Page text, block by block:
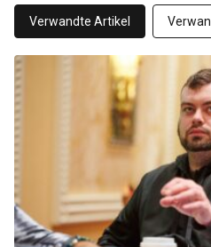
Verwandte Artikel